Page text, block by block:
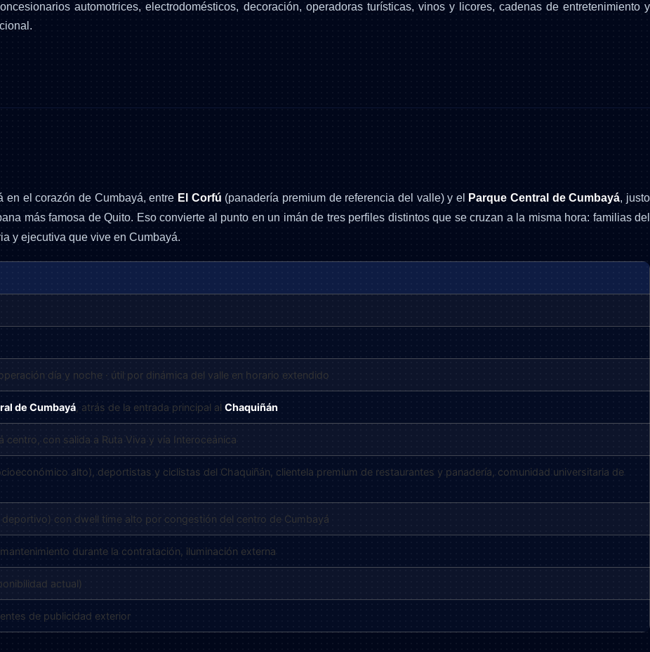
automotrices, electrodomésticos, decoración, operadoras turísticas, vinos y licores, cadenas de entretenimiento y
en el corazón de Cumbayá, entre El Corfú (panadería premium de referencia del valle) y el Parque Central de Cumbayá, justo
más famosa de Quito. Eso convierte al punto en un imán de tres perfiles distintos que se cruzan a la misma hora: familias del
y ejecutiva que vive en Cumbayá.
operación día y noche · útil por dinámica del valle en horario extendido
de Cumbayá , atrás de la entrada principal al Chaquiñán
con salida a Ruta Viva y vía Interoceánica
alto), deportistas y ciclistas del Chaquiñán, clientela premium de restaurantes y panadería, comunidad universitaria de
deportivo) con dwell time alto por congestión del centro de Cumbayá
, mantenimiento durante la contratación, iluminación externa
actual)
de publicidad exterior